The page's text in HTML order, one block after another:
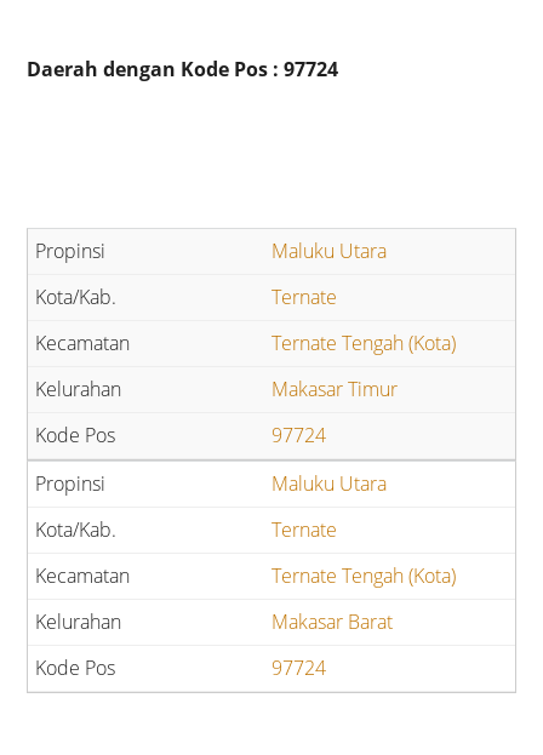
Daerah dengan Kode Pos : 97724
Maluku Utara
Ternate
Ternate Tengah (Kota)
Makasar Timur
97724
Maluku Utara
Ternate
Ternate Tengah (Kota)
Makasar Barat
97724